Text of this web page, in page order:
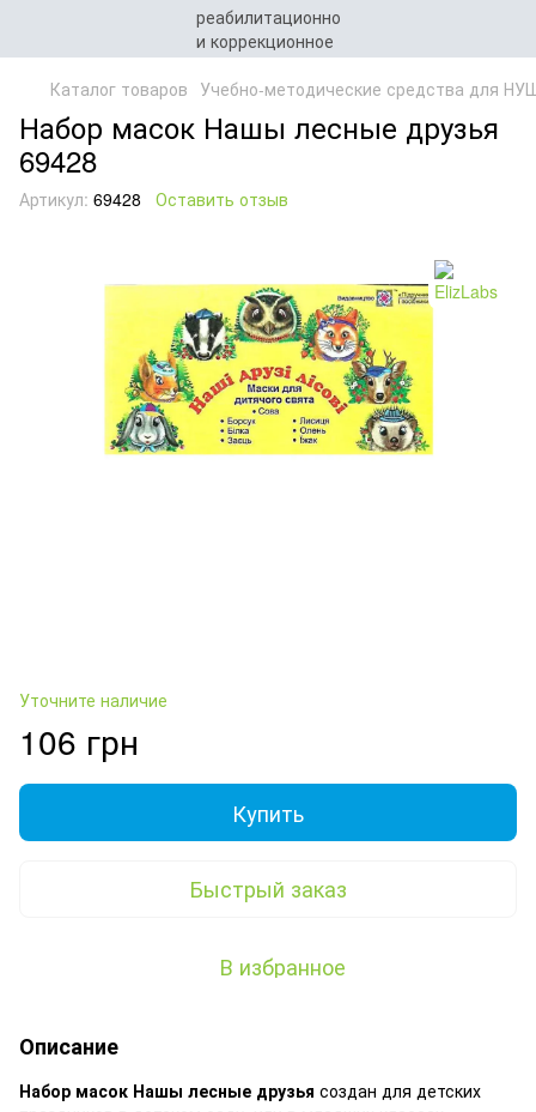
Каталог товаров Учебно-методические средства для
Набор масок Нашы лесные друзья
69428
Артикул: 69428 Оставить отзыв
Уточните наличие
106 грн
Купить
Быстрый заказ
В избранное
Описание
Набор масок Нашы лесные друзья создан для детских